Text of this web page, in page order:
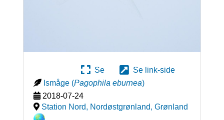
Se
Se link-side
Ismåge (Pagophila eburnea)
2018-07-24
Station Nord, Nordøstgrønland, Grønland